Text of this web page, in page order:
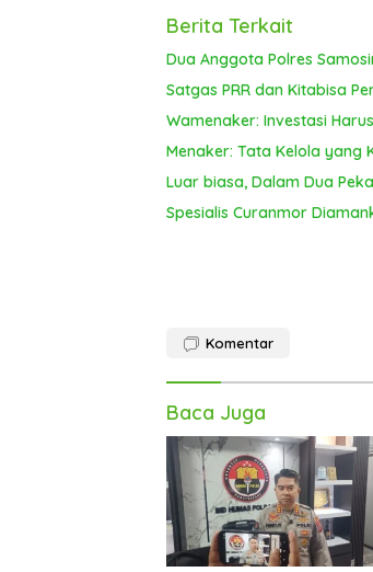
Berita Terkait
Dua Anggota Polres
Satgas PRR dan Kitabisa
Wamenaker: Investasi
Menaker: Tata Kelola yang
Luar biasa, Dalam Dua
Spesialis Curanmor
Komentar
Baca Juga